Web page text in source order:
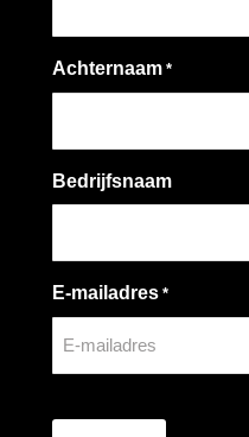
Achternaam *
Bedrijfsnaam
E-mailadres *